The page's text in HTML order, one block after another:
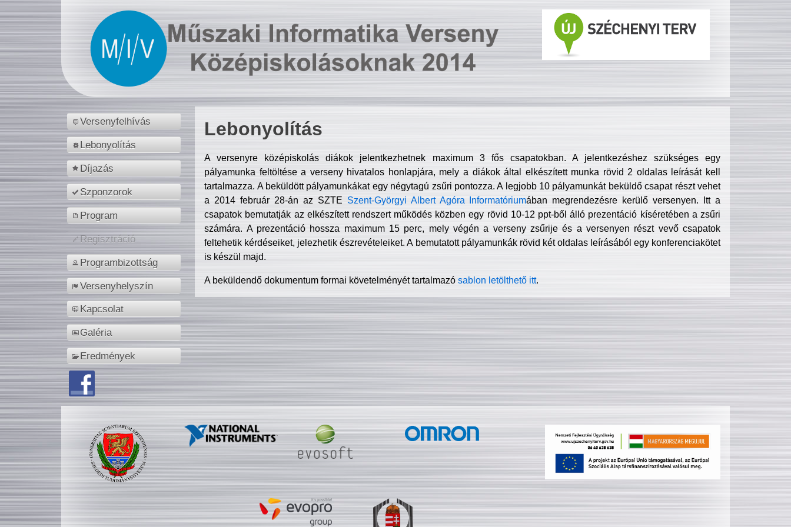
Versenyfelhívás
Lebonyolítás
Díjazás
Szponzorok
Program
Regisztráció
Programbizottság
Versenyhelyszín
Kapcsolat
Galéria
Eredmények
Lebonyolítás
A versenyre középiskolás diákok jelentkezhetnek maximum 3 fős csapatokban. A jelentkezéshez szükséges egy
pályamunka feltöltése a verseny hivatalos honlapjára, mely a diákok által elkészített munka rövid 2 oldalas leírását kell
tartalmazza. A beküldött pályamunkákat egy négytagú zsűri pontozza. A legjobb 10 pályamunkát beküldő csapat részt vehet
a 2014 február 28-án az SZTE Szent-Györgyi Albert Agóra Informatóriumában megrendezésre kerülő versenyen. Itt a
csapatok bemutatják az elkészített rendszert működés közben egy rövid 10-12 ppt-ből álló prezentáció kíséretében a zsűri
számára. A prezentáció hossza maximum 15 perc, mely végén a verseny zsűrije és a versenyen részt vevő csapatok
feltehetik kérdéseiket, jelezhetik észrevételeiket. A bemutatott pályamunkák rövid két oldalas leírásából egy konferenciakötet
is készül majd.
A beküldendő dokumentum formai követelményét tartalmazósablon letölthető itt.